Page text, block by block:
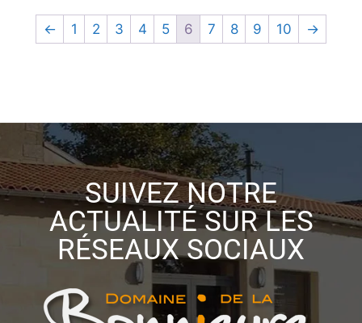
← 1 2 3 4 5 6 7 8 9 10 →
SUIVEZ NOTRE
ACTUALITÉ SUR LES
RÉSEAUX SOCIAUX